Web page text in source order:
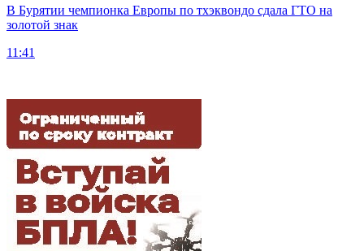
В Бурятии чемпионка Европы по тхэквондо сдала ГТО на
золотой знак
11:41